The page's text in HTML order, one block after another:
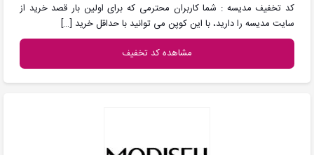
کد تخفیف مدیسه : شما کاربران محترمی که برای اولین بار قصد خرید از
سایت مدیسه را دارید، با این کوپن می توانید با حداقل خرید […]
مشاهده کد تخفیف